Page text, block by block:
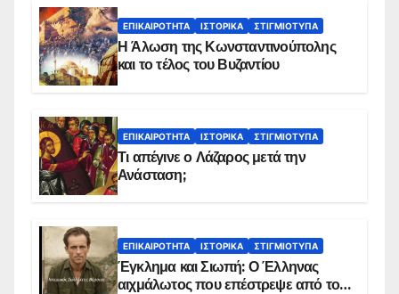
ΕΠΙΚΑΙΡΌΤΗΤΑ ΙΣΤΟΡΙΚΆ ΣΤΙΓΜΙΌΤΥΠΑ
Η Άλωση της Κωνσταντινούπολης
και το τέλος του Βυζαντίου
ΕΠΙΚΑΙΡΌΤΗΤΑ ΙΣΤΟΡΙΚΆ ΣΤΙΓΜΙΌΤΥΠΑ
Τι απέγινε ο Λάζαρος μετά την
Ανάσταση;
ΕΠΙΚΑΙΡΌΤΗΤΑ ΙΣΤΟΡΙΚΆ ΣΤΙΓΜΙΌΤΥΠΑ
Έγκλημα και Σιωπή: Ο Έλληνας
αιχμάλωτος που επέστρεψε από το